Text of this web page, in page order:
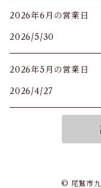
2026年6月の営業日
2026/5/30
2026年5月の営業日
2026/4/27
© 尾鷲市